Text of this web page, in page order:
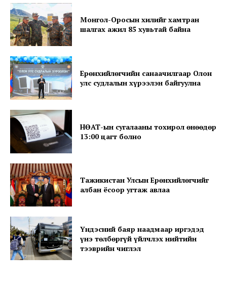
Magazine PRO
Company
Монгол-Оросын хилийг хамтран
шалгах ажил 85 хувьтай байна
Ерөнхийлөгчийн санаачилгаар Олон
улс судлалын хүрээлэн байгуулна
НӨАТ-ын сугалааны тохирол өнөөдөр
13:00 цагт болно
Тажикистан Улсын Ерөнхийлөгчийг
албан ёсоор угтаж авлаа
Үндэсний баяр наадмаар иргэдэд
үнэ төлбөргүй үйлчлэх нийтийн
тээврийн чиглэл